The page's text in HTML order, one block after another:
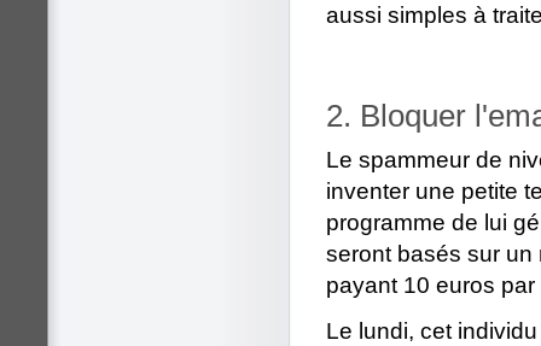
aussi simples à
2. Bloquer
Le spammeur de
inventer une petite
programme de lui
seront basés sur un
payant 10 euros
Le lundi, cet